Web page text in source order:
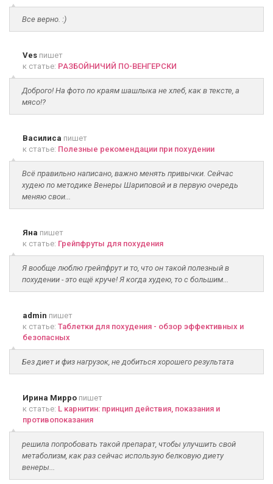
Все верно. :)
Ves пишет
к статье: РАЗБОЙНИЧИЙ ПО-ВЕНГЕРСКИ
Доброго! На фото по краям шашлыка не хлеб, как в тексте, а
мясо!?
Василиса пишет
к статье: Полезные рекомендации при похудении
Всё правильно написано, важно менять привычки. Сейчас
худею по методике Венеры Шариповой и в первую очередь
меняю свои...
Яна пишет
к статье: Грейпфруты для похудения
Я вообще люблю грейпфрут и то, что он такой полезный в
похудении - это ещё круче! Я когда худею, то с большим...
admin пишет
к статье: Таблетки для похудения - обзор эффективных и
безопасных
Без диет и физ нагрузок, не добиться хорошего результата
Ирина Мирро пишет
к статье: L карнитин: принцип действия, показания и
противопоказания
решила попробовать такой препарат, чтобы улучшить свой
метаболизм, как раз сейчас использую белковую диету
венеры...